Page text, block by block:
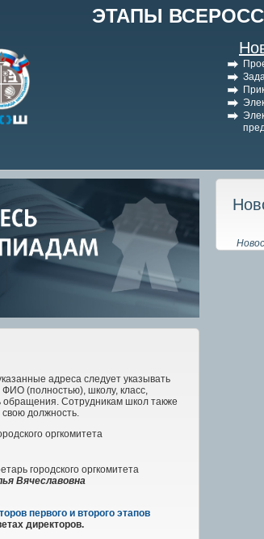
ЭТАПЫ
адреса следует указывать
(полностью), школу, класс,
обращения. Сотрудникам школ также
свою должность.
оргкомитета
городского оргкомитета
Вячеславовна
первого и второго этапов
директоров.